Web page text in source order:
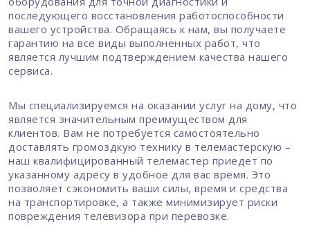
последующего восстановления работоспособности
вашего устройства. Обращаясь к нам, вы получаете
гарантию на все виды выполненных работ, что
является лучшим подтверждением качества нашего
сервиса.
Мы специализируемся на оказании услуг на дому, что
является значительным преимуществом для
клиентов. Вам не потребуется самостоятельно
доставлять громоздкую технику в телемастерскую –
наш квалифицированный телемастер приедет по
указанному адресу в удобное для вас время. Это
позволяет сэкономить ваши силы, время и средства
на транспортировке, а также минимизирует риски
повреждения телевизора при перевозке.